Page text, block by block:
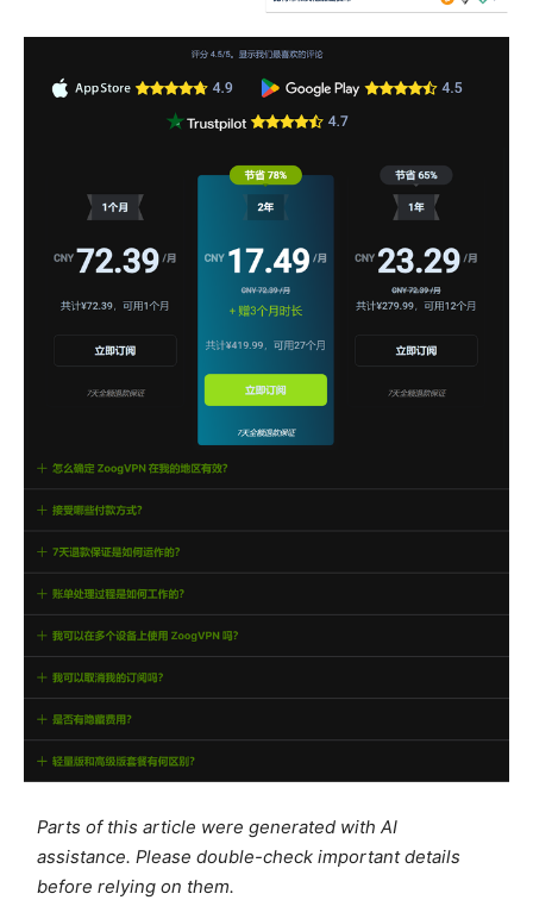
Parts of this article were generated with AI
assistance. Please double-check important details
before relying on them.